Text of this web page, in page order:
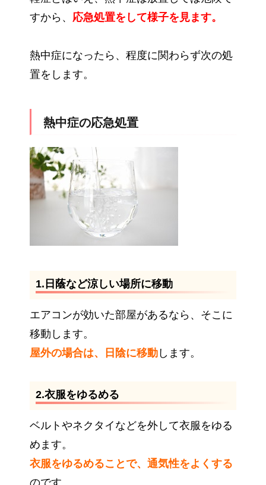
すから、 応急処置をして様子を見ます。
熱中症になったら、程度に関わらず次の処
置をします。
熱中症の応急処置
1.日蔭など涼しい場所に移動
エアコンが効いた部屋があるなら、そこに
移動します。
屋外の場合は、日陰に移動 します。
2.衣服をゆるめる
ベルトやネクタイなどを外して衣服をゆる
めます。
衣服をゆるめることで、通気性をよくする